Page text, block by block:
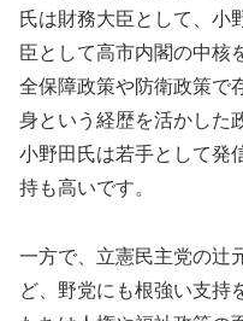
氏は財務大臣として、小
臣として高市内閣の中核
全保障政策や防衛政策で
身という経歴を活かした
小野田氏は若手として発
持も高いです。
一方で、立憲民主党の辻
ど、野党にも根強い支持